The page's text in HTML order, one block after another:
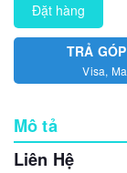
Đặt hàng
TRẢ
Visa,
Mô tả
Liên Hệ